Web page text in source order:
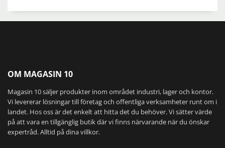
OM MAGASIN 10
Magasin 10 säljer produkter inom området industri, lager och kontor.
Vi levererar lösningar till företag och offentliga verksamheter runt om i
landet. Hos oss är det enkelt att hitta det du behöver. Vi sätter värde
på att vara en tillgänglig butik där vi finns närvarande när du önskar
expertråd. Alltid på dina villkor.